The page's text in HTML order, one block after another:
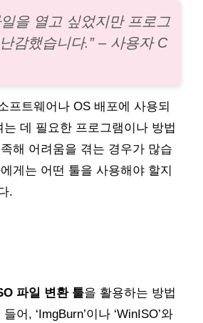
을 열고 싶었지만 프로그
감했습니다.” – 사용자 C
프트웨어나 OS 배포에 사용되
데 필요한 프로그램이나 방법
해 어려움을 겪는 경우가 많습
게는 어떤 툴을 사용해야 할지
.
파일 변환 툴을 활용하는 방법
어, ‘ImgBurn’이나 ‘WinISO’와